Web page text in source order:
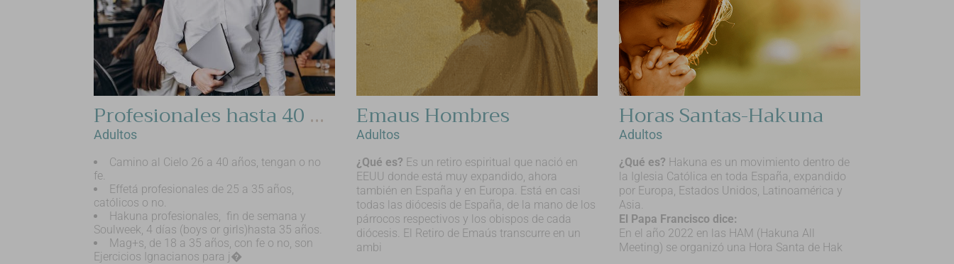
Profesionales hasta 40 años, retiros mixtos.
Adultos
Camino al Cielo 26 a 40 años, tengan o no
fe.
Effetá profesionales de 25 a 35 años,
católicos o no.
Hakuna profesionales, fin de semana y
Soulweek, 4 días (boys or girls)hasta 35 años.
Mag+s, de 18 a 35 años, con fe o no, son
Ejercicios Ignacianos para j�
Emaus Hombres
Adultos
¿Qué es? Es un retiro espiritual que nació en
EEUU donde está muy expandido, ahora
también en España y en Europa. Está en casi
todas las diócesis de España, de la mano de los
párrocos respectivos y los obispos de cada
diócesis. El Retiro de Emaús transcurre en un
ambi
Horas Santas-Hakuna
Adultos
¿Qué es? Hakuna es un movimiento dentro de
la Iglesia Católica en toda España, expandido
por Europa, Estados Unidos, Latinoamérica y
Asia.
El Papa Francisco dice:
En el año 2022 en las HAM (Hakuna All
Meeting) se organizó una Hora Santa de Hak